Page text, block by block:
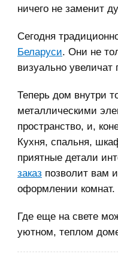
ничего не заменит
Сегодня
Беларуси. Они не
визуально
Теперь дом внутри
металлическими
пространство, и,
Кухня, спальня,
приятные детали
заказ позволит вам
оформлении комнат.
Где еще на свете
уютном, теплом